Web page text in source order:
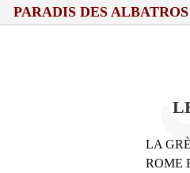
PARADIS DES ALBATROS
LA
ROME